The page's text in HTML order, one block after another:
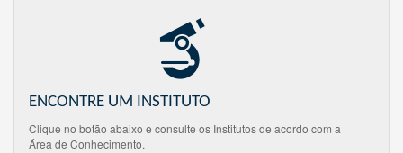
ENCONTRE UM INSTITUTO
Clique no botão abaixo e consulte os Institutos de acordo com a
Área de Conhecimento.